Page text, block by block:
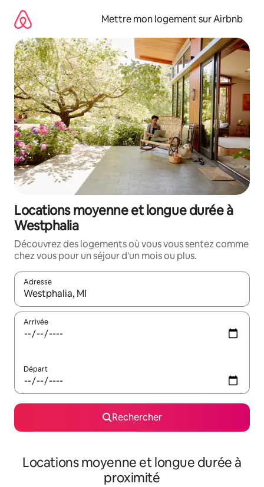
directement
contenu
Mettre mon logement sur Airbnb
Locations moyenne et longue durée à
Westphalia
Découvrez des logements où vous vous sentez comme
chez vous pour un séjour d'un mois ou plus.
Adresse
Lorsque les résultats s'affichent, utilisez les flèches vers le
Arrivée
Départ
Rechercher
Locations moyenne et longue durée à
proximité